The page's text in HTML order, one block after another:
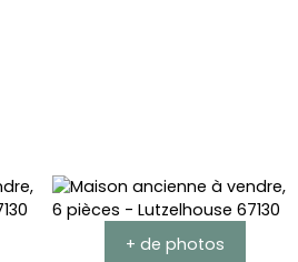
+ de photos